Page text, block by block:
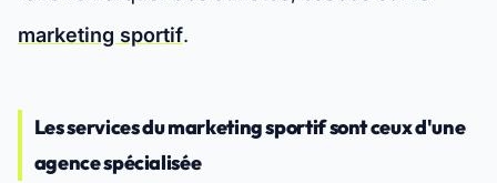
marketing sportif.
Les services du marketing sportif sont ceux d'une
agence spécialisée